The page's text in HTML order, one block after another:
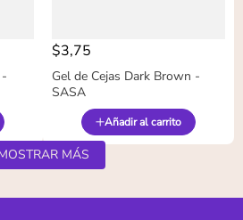
$3,75
Gel de Cejas Dark Brown -
SASA
Añadir al carrito
MÁS